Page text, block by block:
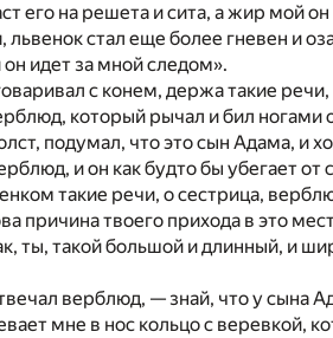
его на решета и сита, а жир мой
стал еще более гневен и
он идет за мной следом».
с конем, держа такие
который рычал и бил ногами
подумал, что это сын Адама, и
и он как будто бы убегает от
такие речи, о сестрица,
причина твоего прихода в это
ты, такой большой и длинный, и
верблюд, — знай, что у сына
мне в нос кольцо с веревкой,